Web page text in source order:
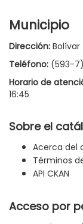
Municipio
Dirección: Bolívar
Teléfono: (593-
Horario de
16:45
Sobre el
Acerca del
Términos
API CKAN
Acceso por